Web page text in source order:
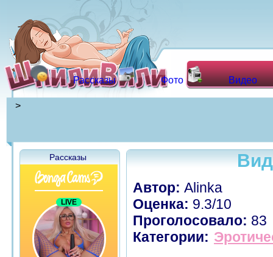
Рассказы Фото Видео
>
Рассказы
Автор: Alinka
Оценка: 9.3/10
Проголосовало: 83
Категории: